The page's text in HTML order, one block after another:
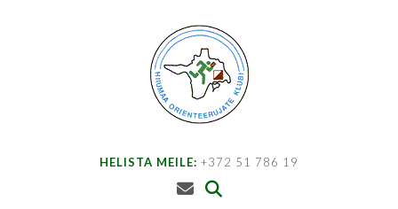
HELISTA MEILE: +372 51 786 19